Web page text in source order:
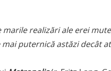
realizări ale erei
puternică astăzi decât